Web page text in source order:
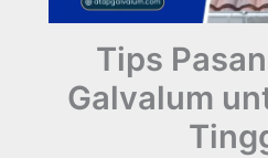
Tips
Galvalum